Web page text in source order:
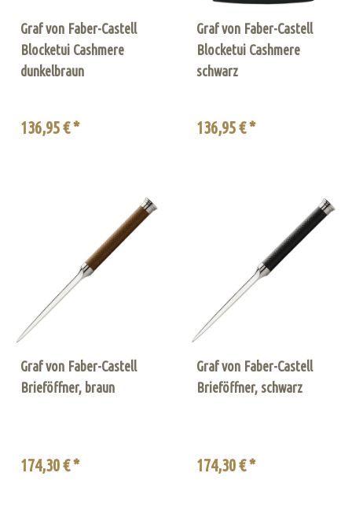
Graf von Faber-Castell
Blocketui Cashmere
dunkelbraun
136,95 € *
Graf von Faber-Castell
Blocketui Cashmere
schwarz
136,95 € *
Graf von Faber-Castell
Brieföffner, braun
174,30 € *
Graf von Faber-Castell
Brieföffner, schwarz
174,30 € *